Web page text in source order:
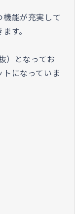
能が充実して
す。
）となってお
になっていま